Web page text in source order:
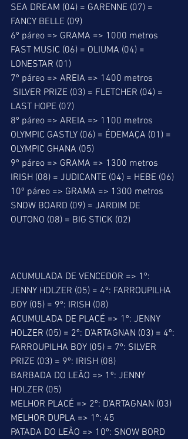
SEA DREAM (04) = GARENNE (07) =
FANCY BELLE (09)
6º páreo => GRAMA => 1000 metros
FAST MUSIC (06) = OLIUMA (04) =
LONESTAR (01)
7º páreo => AREIA => 1400 metros
LAST HOPE (07)
8º páreo => AREIA => 1100 metros
OLYMPIC GASTLY (06) = ÉDEMAÇA (01) =
OLYMPIC GHANA (05)
9º páreo => GRAMA => 1300 metros
IRISH (08) = JUDICANTE (04) = HEBE (06)
10º páreo => GRAMA => 1300 metros
SNOW BOARD (09) = JARDIM DE
OUTONO (08) = BIG STICK (02)
ACUMULADA DE VENCEDOR => 1º:
JENNY HOLZER (05) = 4º: FARROUPILHA
BOY (05) = 9º: IRISH (08)
ACUMULADA DE PLACÉ => 1º: JENNY
HOLZER (05) = 2º: D’ARTAGNAN (03) = 4º:
FARROUPILHA BOY (05) = 7º: SILVER
PRIZE (03) = 9º: IRISH (08)
BARBADA DO LEÃO => 1º: JENNY
HOLZER (05)
MELHOR PLACÉ => 2º: D’ARTAGNAN (03)
MELHOR DUPLA => 1º: 45
PATADA DO LEÃO => 10º: SNOW BORD